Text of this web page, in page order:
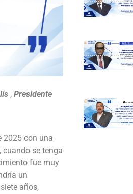
, Presidente
2025 con una
se tenga
fue muy
un
años,